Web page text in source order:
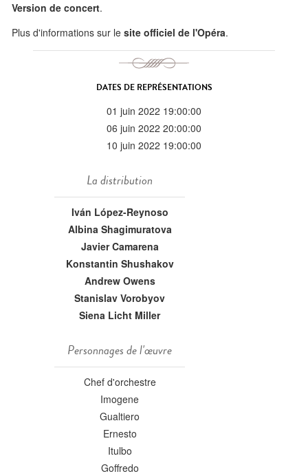
Version de concert.
Plus d'informations sur le site officiel de l'Opéra.
DATES DE REPRÉSENTATIONS
01 juin 2022 19:00:00
06 juin 2022 20:00:00
10 juin 2022 19:00:00
La distribution
Iván López-Reynoso
Albina Shagimuratova
Javier Camarena
Konstantin Shushakov
Andrew Owens
Stanislav Vorobyov
Siena Licht Miller
Personnages de l'œuvre
Chef d'orchestre
Imogene
Gualtiero
Ernesto
Itulbo
Goffredo